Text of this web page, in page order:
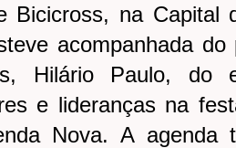
Bicicross, na Capital
acompanhada
Hilário Paulo, do
e lideranças na
Nova. A agenda